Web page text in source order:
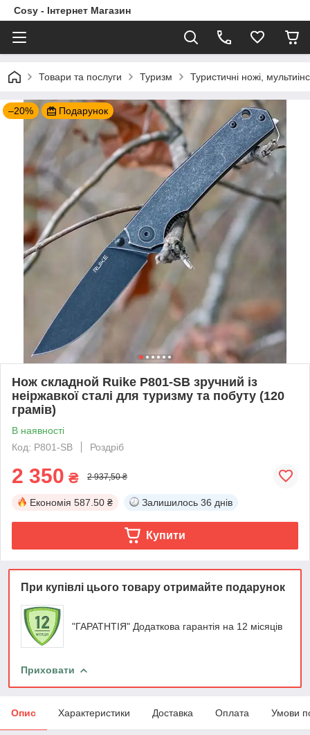
Cosy - Інтернет Магазин
Товари та послуги Туризм Туристичні ножі,
–20% Подарунок
Нож складной Ruike P801-SB зручний із
неіржавкої сталі для туризму та побуту (120
грамів)
В наявності
Код: P801-SB
Роздріб
2 350 ₴ 2 937,50 ₴
Економія 587.50 ₴ Залишилось 36 днів
Купити
При купівлі цього товару отримайте подарунок
"ГАРАТНТІЯ" Додаткова гарантія на 12 місяців
Приховати
Опис Характеристики Доставка Оплата Умови